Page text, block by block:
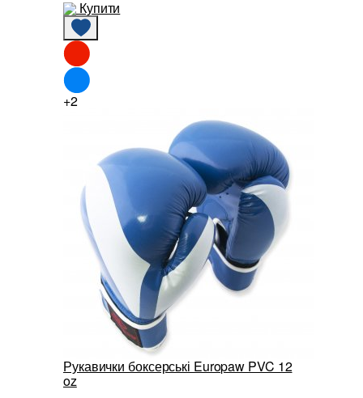
Купити
+2
Рукавички боксерські Europaw PVC 12
oz